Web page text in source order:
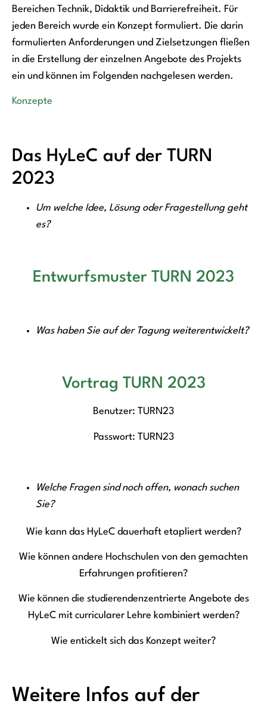
Bereichen Technik, Didaktik und Barrierefreiheit. Für
jeden Bereich wurde ein Konzept formuliert. Die darin
formulierten Anforderungen und Zielsetzungen fließen
in die Erstellung der einzelnen Angebote des Projekts
ein und können im Folgenden nachgelesen werden.
Konzepte
Das HyLeC auf der TURN
2023
Um welche Idee, Lösung oder Fragestellung geht
es?
Entwurfsmuster TURN 2023
Was haben Sie auf der Tagung weiterentwickelt?
Vortrag TURN 2023
Benutzer: TURN23
Passwort: TURN23
Welche Fragen sind noch offen, wonach suchen
Sie?
Wie kann das HyLeC dauerhaft etapliert werden?
Wie können andere Hochschulen von den gemachten
Erfahrungen profitieren?
Wie können die studierendenzentrierte Angebote des
HyLeC mit curricularer Lehre kombiniert werden?
Wie entickelt sich das Konzept weiter?
Weitere Infos auf der